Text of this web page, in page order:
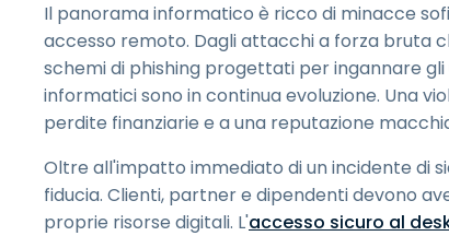
Il panorama informatico è ricco di minacce
accesso remoto. Dagli attacchi a forza bruta
schemi di phishing progettati per ingannare
informatici sono in continua evoluzione. Una
perdite finanziarie e a una reputazione
Oltre all'impatto immediato di un incidente di
fiducia. Clienti, partner e dipendenti devono
proprie risorse digitali. L'accesso sicuro al